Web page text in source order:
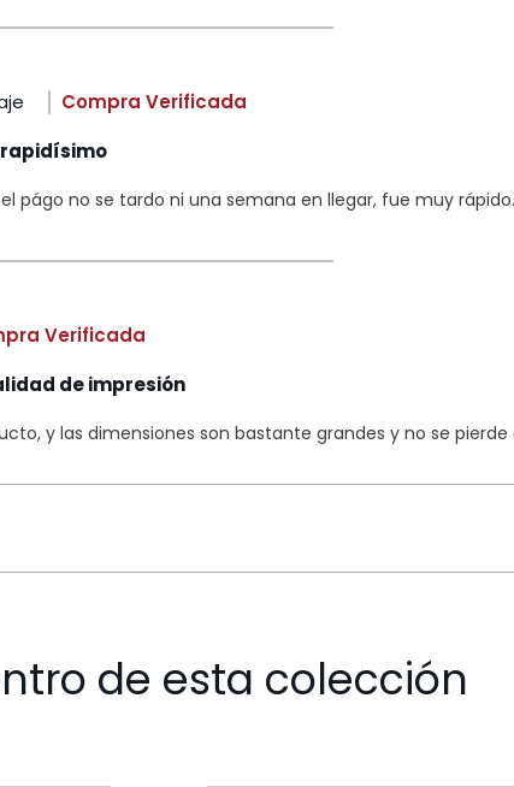
Compra Verificada
págo no se tardo ni una semana en llegar, fue muy rápido.
Verificada
de impresión
y las dimensiones son bastante grandes y no se pierde
de esta colección